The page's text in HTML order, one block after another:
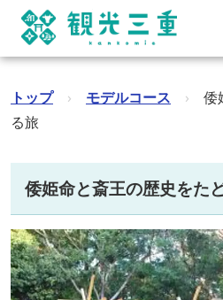
トップ › モデルコース ›
倭
る旅
倭姫命と斎王の歴史をた